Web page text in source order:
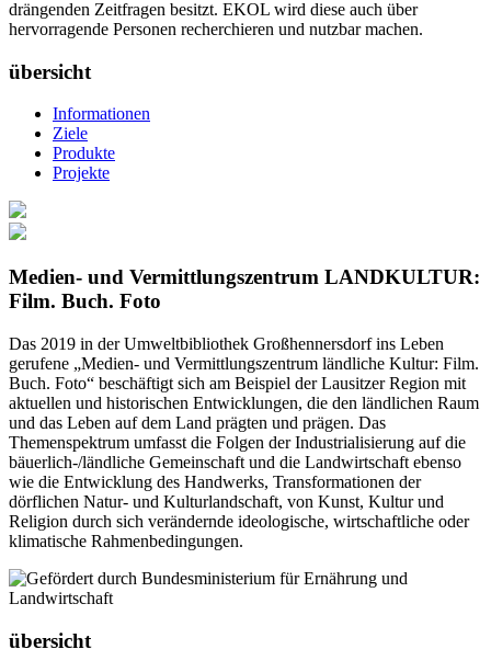
drängenden Zeitfragen besitzt. EKOL wird diese auch über
hervorragende Personen recherchieren und nutzbar machen.
übersicht
Informationen
Ziele
Produkte
Projekte
Medien- und Vermittlungszentrum LANDKULTUR:
Film. Buch. Foto
Das 2019 in der Umweltbibliothek Großhennersdorf ins Leben
gerufene „Medien- und Vermittlungszentrum ländliche Kultur: Film.
Buch. Foto“ beschäftigt sich am Beispiel der Lausitzer Region mit
aktuellen und historischen Entwicklungen, die den ländlichen Raum
und das Leben auf dem Land prägten und prägen. Das
Themenspektrum umfasst die Folgen der Industrialisierung auf die
bäuerlich-/ländliche Gemeinschaft und die Landwirtschaft ebenso
wie die Entwicklung des Handwerks, Transformationen der
dörflichen Natur- und Kulturlandschaft, von Kunst, Kultur und
Religion durch sich verändernde ideologische, wirtschaftliche oder
klimatische Rahmenbedingungen.
übersicht